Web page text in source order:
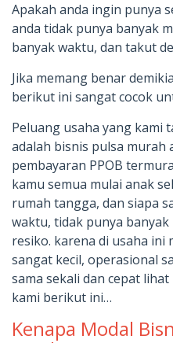
Apakah anda ingin punya
anda tidak punya banyak
banyak waktu, dan takut
Jika memang benar
berikut ini sangat cocok
Peluang usaha yang kami
adalah bisnis pulsa murah
pembayaran PPOB
kamu semua mulai anak
rumah tangga, dan siapa
waktu, tidak punya
resiko. karena di usaha ini
sangat kecil, operasional
sama sekali dan cepat
kami berikut ini…
Kenapa Modal